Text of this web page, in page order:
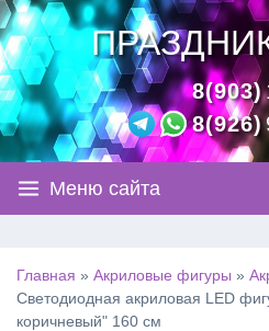
8(903)
8(926)
Меню сайта
Главная » Акриловые фигуры »
Светодиодная акриловая LED
коричневый" 160 см